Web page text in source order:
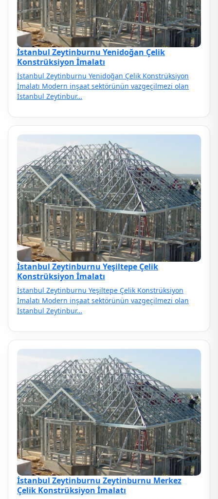
İstanbul Zeytinburnu Yenidoğan Çelik
Konstrüksiyon İmalatı
İstanbul Zeytinburnu Yenidoğan Çelik Konstrüksiyon
İmalatı Modern inşaat sektörünün vazgeçilmezi olan
İstanbul Zeytinbur…
İstanbul Zeytinburnu Yeşiltepe Çelik
Konstrüksiyon İmalatı
İstanbul Zeytinburnu Yeşiltepe Çelik Konstrüksiyon
İmalatı Modern inşaat sektörünün vazgeçilmezi olan
İstanbul Zeytinbur…
İstanbul Zeytinburnu Zeytinburnu Merkez
Çelik Konstrüksiyon İmalatı